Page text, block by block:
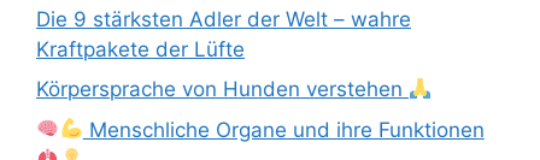
Die 9 stärksten Adler der Welt – wahre
Kraftpakete der Lüfte
Körpersprache von Hunden verstehen
Menschliche Organe und ihre Funktionen